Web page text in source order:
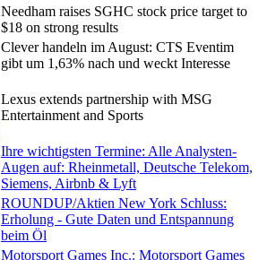
Needham raises SGHC stock price target to
$18 on strong results
Clever handeln im August: CTS Eventim
gibt um 1,63% nach und weckt Interesse
Lexus extends partnership with MSG
Entertainment and Sports
Ihre wichtigsten Termine: Alle Analysten-
Augen auf: Rheinmetall, Deutsche Telekom,
Siemens, Airbnb & Lyft
ROUNDUP/Aktien New York Schluss:
Erholung - Gute Daten und Entspannung
beim Öl
Motorsport Games Inc.: Motorsport Games